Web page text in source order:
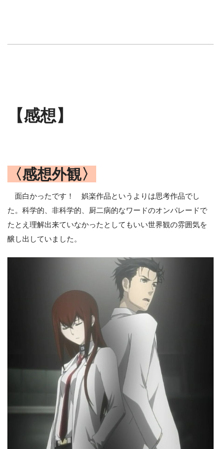
【感想】
〈感想外観〉
面白かったです！ 娯楽作品というよりは思考作品でし
た。科学的、非科学的、厨二病的なワードのオンパレードで
たとえ理解出来ていなかったとしてもいい世界観の雰囲気を
醸し出していました。